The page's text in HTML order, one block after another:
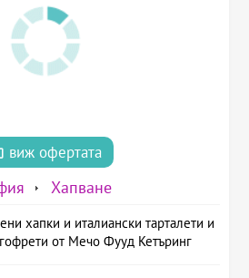
виж офертата
Хапване
хапки и италиански тарталети и
от Мечо Фууд Кетъринг